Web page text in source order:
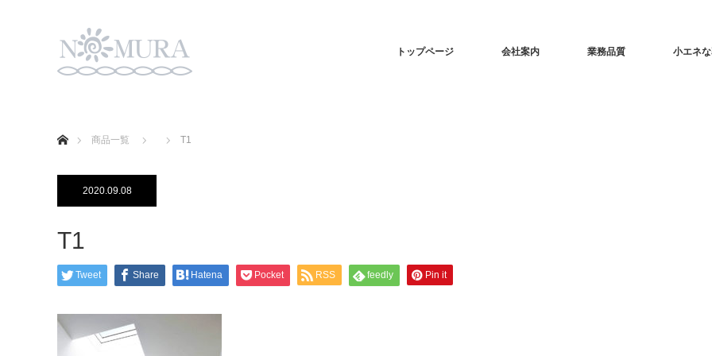
トップページ 会社案内 業務品質 小エネ
商品一覧
T1
2020.09.08
T1
Tweet Share Hatena Pocket RSS feedly Pin it